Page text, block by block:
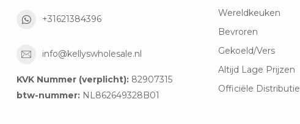
+31621384396
info@kellyswholesale.nl
KVK Nummer (verplicht): 82907315
btw-nummer: NL862649328B01
Wereldkeuken
Bevroren
Gekoeld/Vers
Altijd Lage Prijzen
Officiële Distributie